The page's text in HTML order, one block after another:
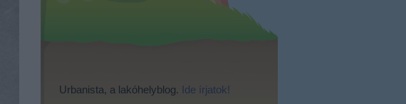
Urbanista, a lakóhelyblog. Ide írjatok!